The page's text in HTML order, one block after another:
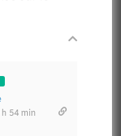
54 min